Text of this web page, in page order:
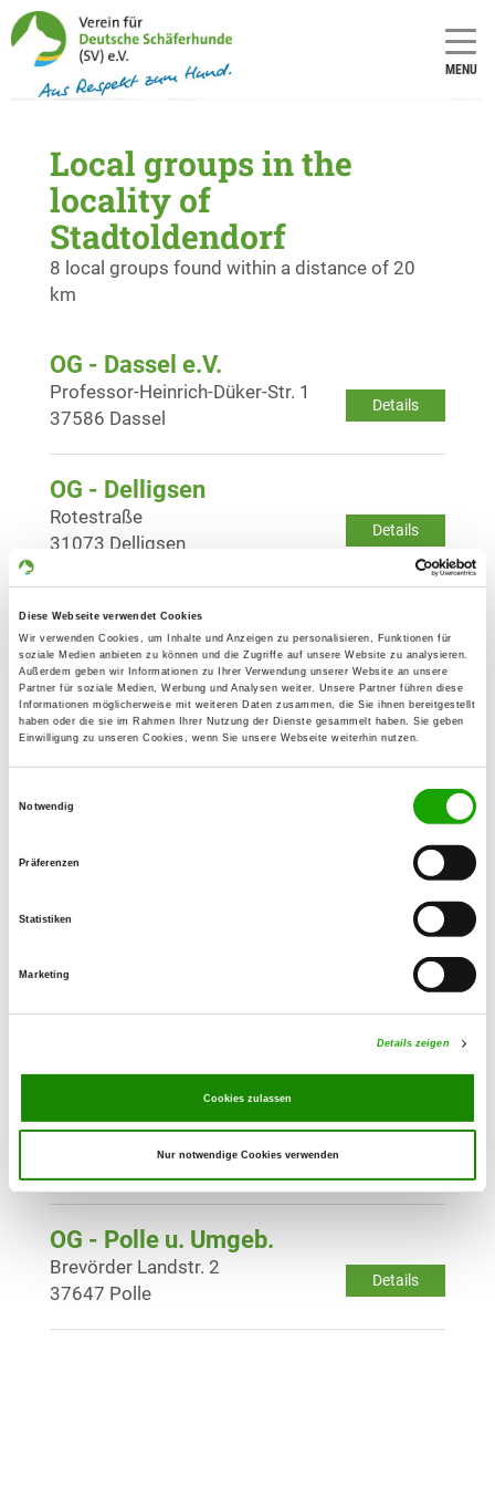
Diese Webseite verwendet Cookies
Wir verwenden Cookies, um Inhalte und Anzeigen zu personalisieren, Funktionen für
soziale Medien anbieten zu können und die Zugriffe auf unsere Website zu analysieren.
Außerdem geben wir Informationen zu Ihrer Verwendung unserer Website an unsere
Partner für soziale Medien, Werbung und Analysen weiter. Unsere Partner führen diese
Informationen möglicherweise mit weiteren Daten zusammen, die Sie ihnen bereitgestellt
haben oder die sie im Rahmen Ihrer Nutzung der Dienste gesammelt haben. Sie geben
Einwilligung zu unseren Cookies, wenn Sie unsere Webseite weiterhin nutzen.
Notwendig
Präferenzen
Statistiken
Marketing
Details zeigen
Cookies zulassen
Nur notwendige Cookies verwenden
MENU
Local groups in the
locality of
Stadtoldendorf
8 local groups found within a distance of 20
km
OG - Dassel e.V.
Details
Professor-Heinrich-Düker-Str. 1
37586 Dassel
OG - Delligsen
Details
Rotestraße
31073 Delligsen
OG - Einbeck
Details
Walkemühlenweg 41
37574 Einbeck
OG - Einbeck-Land v. 1967
Ivenstraße
OG - Hohenbüchen
Details
31073 Hohenbüchen
OG - Holzminden-Altendorf e.V.
Wasserübungsplatz 6
OG - Holzminden von 1923 e.V.
OG - Polle u. Umgeb.
Details
Brevörder Landstr. 2
37647 Polle